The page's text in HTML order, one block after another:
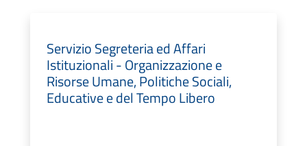
Servizio Segreteria ed Affari
Istituzionali - Organizzazione e
Risorse Umane, Politiche Sociali,
Educative e del Tempo Libero